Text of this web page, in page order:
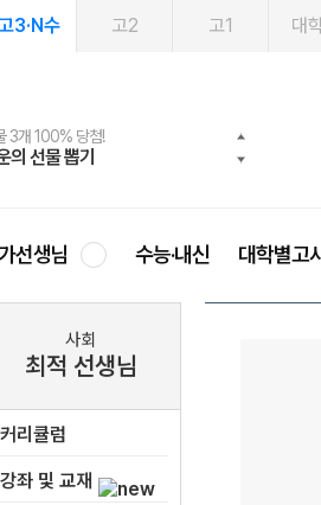
3·N수 고2 고1 대
3개 100% 당첨!
의 선물 뽑기
100% 증정!
스터디 X 올리브
방학 스터디 캐시백
런 썸머스쿨
러셀 단과
공개선발
트러닝앱
EVENT
패스
무료 체험권
패스 수강생 무료혜택!
클럽 멤버십
공헌 캠페인
이룸 메가나눔
선생님 수능·내신 대학별고
사회
최적 선생님
커리큘럼
강좌 및 교재